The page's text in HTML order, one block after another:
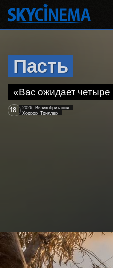
Пасть
«Вас ожидает
18+ 2026, Великобритания
Хоррор, Триллер